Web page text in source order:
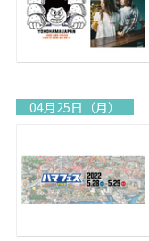
04月25日（月）